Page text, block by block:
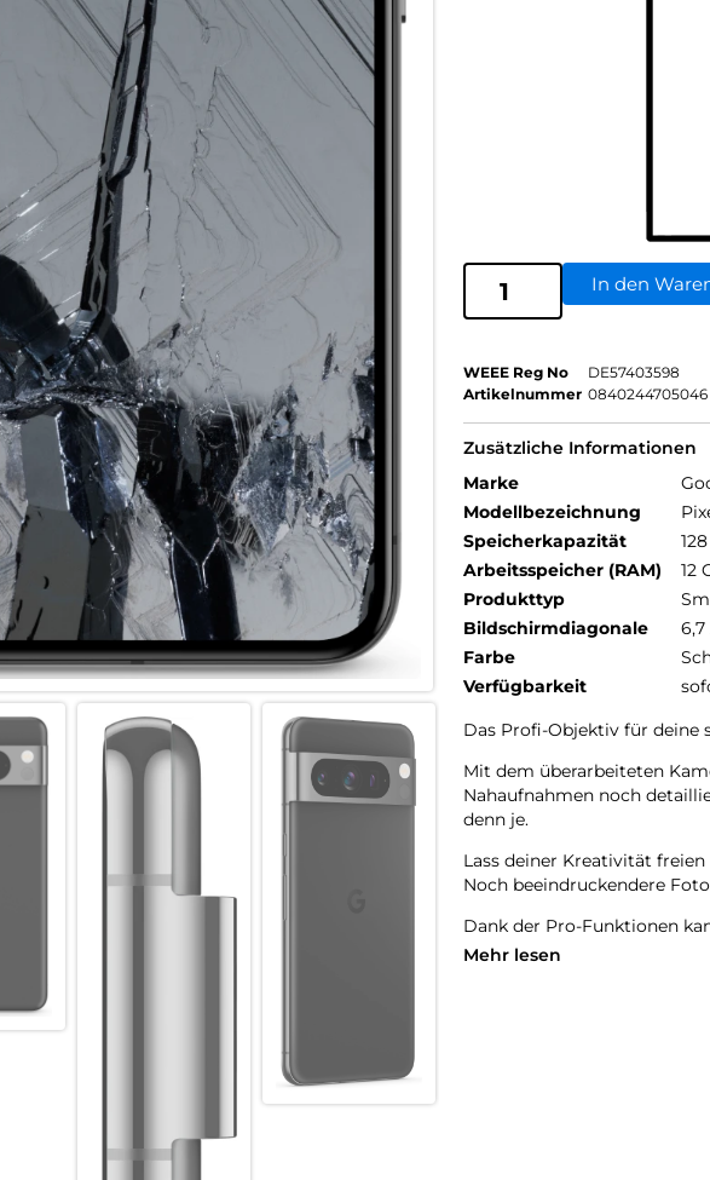
In den
WEEE Reg No
DE57403598
Artikelnummer 0840244705046
Zusätzliche Informationen
Marke
Modellbezeichnung
Speicherkapazität
Arbeitsspeicher (RAM)
12
Produkttyp
Bildschirmdiagonale
6,7
Farbe
Verfügbarkeit
Das Profi-Objektiv für deine
Mit dem überarbeiteten
Nahaufnahmen noch
denn je.
Lass deiner Kreativität freien
Noch beeindruckendere
Dank der Pro-Funktionen
Wert in den erweiterten
Mehr lesen